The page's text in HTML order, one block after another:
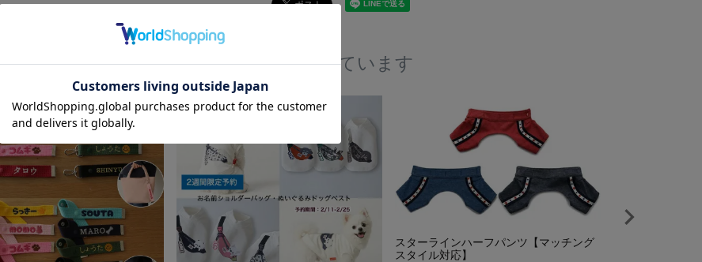
見た人は、こんな商品にも興味をもっています
スターラインハーフパンツ【マッチング
スタイル対応】